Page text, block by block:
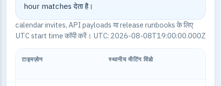
hour matches देता है।
calendar invites, API payloads या release runbooks के लिए
UTC start time कॉपी करें। UTC: 2026-08-08T19:00:00.000Z
टाइमज़ोन स्थानीय मीटिंग विंडो